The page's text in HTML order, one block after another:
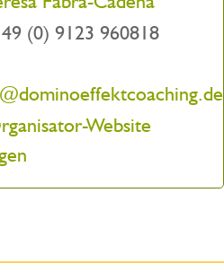
(0) 9123 960818
Website